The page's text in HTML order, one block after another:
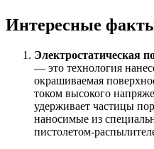
Интересные
Электростатическая
— это технология
окрашиваемая
током высокого
удерживает частицы
наносимые из
пистолетом-